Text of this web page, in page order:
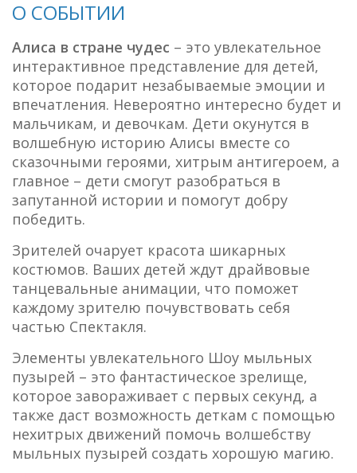
О СОБЫТИИ
Алиса в стране чудес – это увлекательное
интерактивное представление для детей,
которое подарит незабываемые эмоции и
впечатления. Невероятно интересно будет и
мальчикам, и девочкам. Дети окунутся в
волшебную историю Алисы вместе со
сказочными героями, хитрым антигероем, а
главное – дети смогут разобраться в
запутанной истории и помогут добру
победить.
Зрителей очарует красота шикарных
костюмов. Ваших детей ждут драйвовые
танцевальные анимации, что поможет
каждому зрителю почувствовать себя
частью Спектакля.
Элементы увлекательного Шоу мыльных
пузырей – это фантастическое зрелище,
которое завораживает с первых секунд, а
также даст возможность деткам с помощью
нехитрых движений помочь волшебству
мыльных пузырей создать хорошую магию.